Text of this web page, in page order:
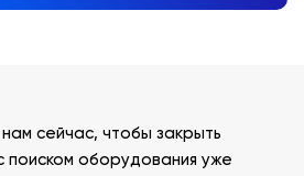
сейчас, чтобы закрыть
поиском оборудования уже